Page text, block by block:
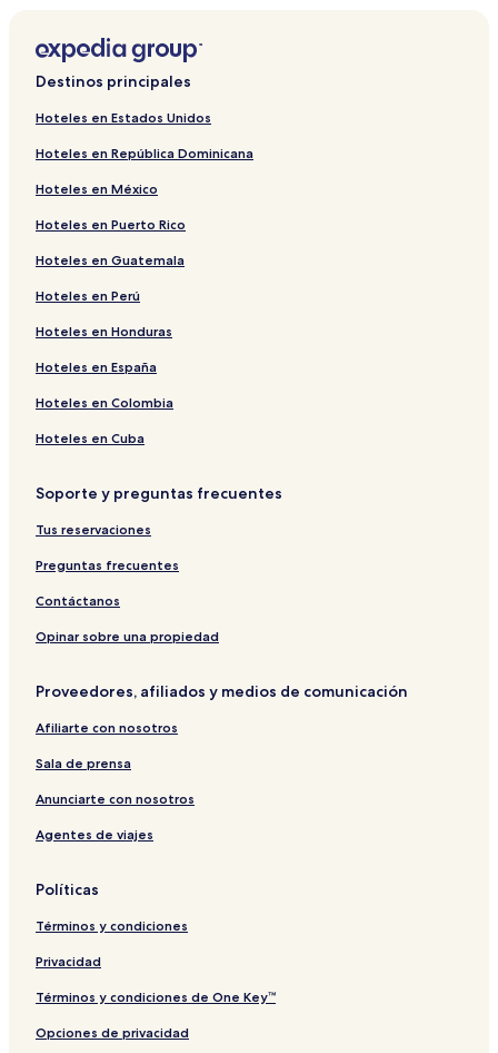
Destinos principales
Hoteles en Estados Unidos
Hoteles en República Dominicana
Hoteles en México
Hoteles en Puerto Rico
Hoteles en Guatemala
Hoteles en Perú
Hoteles en Honduras
Hoteles en España
Hoteles en Colombia
Hoteles en Cuba
Soporte y preguntas frecuentes
Tus reservaciones
Preguntas frecuentes
Contáctanos
Opinar sobre una propiedad
Proveedores, afiliados y medios de comunicación
Afiliarte con nosotros
Sala de prensa
Anunciarte con nosotros
Agentes de viajes
Políticas
Términos y condiciones
Privacidad
Términos y condiciones de One Key™
Opciones de privacidad